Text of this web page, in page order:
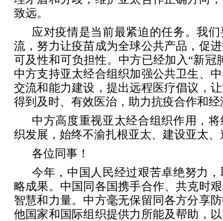
致远。
应对疫情是当前最紧迫的任务。我
流，努力让疫苗成为全球公共产品，促
可及性和可负担性。中方已经加入“新冠
中方支持亚太经合组织加强公共卫生、
交流和能力建设，提出远程医疗倡议，
得到及时、有效医治，助力抗疫合作和
中方高度重视亚太经合组织作用，
织发展，始终不渝扎根亚太、建设亚太
各位同事！
今年，中国人民经过艰苦卓绝努力
略成果。中国同各国携手合作、共克时
智慧和力量。中方毫无保留同各方分享
他国家和国际组织提供力所能及帮助，